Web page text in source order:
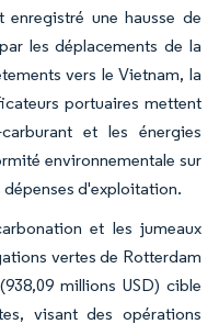
enregistré une hausse de
les déplacements de la
vers le Vietnam, la
portuaires mettent
et les énergies
environnementale sur
d'exploitation.
et les jumeaux
vertes de Rotterdam
millions USD) cible
visant des opérations